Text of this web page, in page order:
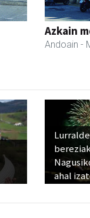
Azkain
Andoain -
ahal